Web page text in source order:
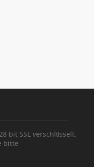
bit SSL verschlüsselt.
bitte